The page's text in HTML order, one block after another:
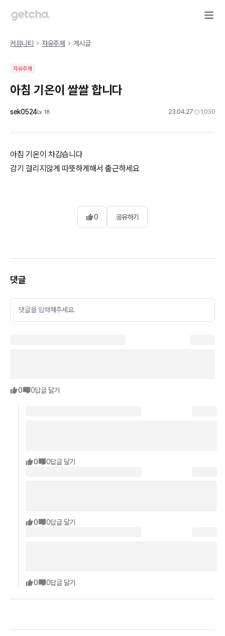
커뮤니티 자유주제 게시글
자유주제
아침 기온이 쌀쌀 합니다
sek0524Lv 18 23.04.27 1,030
아침 기온이 차갑습니다
감기 걸리지않게 따뜻하게해서 출근하세요
0 공유하기
댓글
댓글을 입력해주세요.
0 0답글 달기
0 0답글 달기
0 0답글 달기
0 0답글 달기